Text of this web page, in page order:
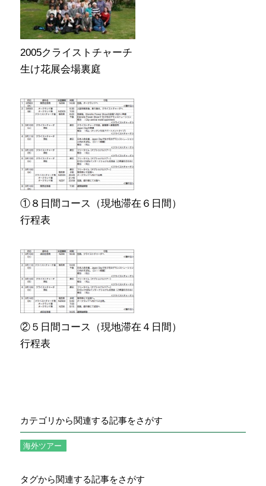
2005クライストチャーチ
生け花展会場裏庭
①８日間コース（現地滞在６日間）
行程表
②５日間コース（現地滞在４日間）
行程表
カテゴリから関連する記事をさがす
海外ツアー
タグから関連する記事をさがす